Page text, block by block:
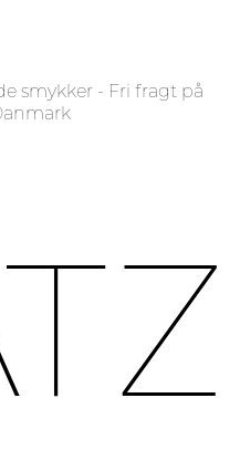
smykker - Fri fragt på